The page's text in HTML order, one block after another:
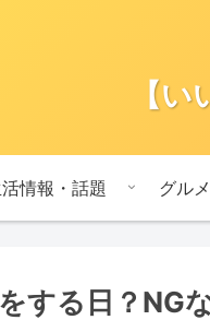
【
情報・話題 グル
する日？NG